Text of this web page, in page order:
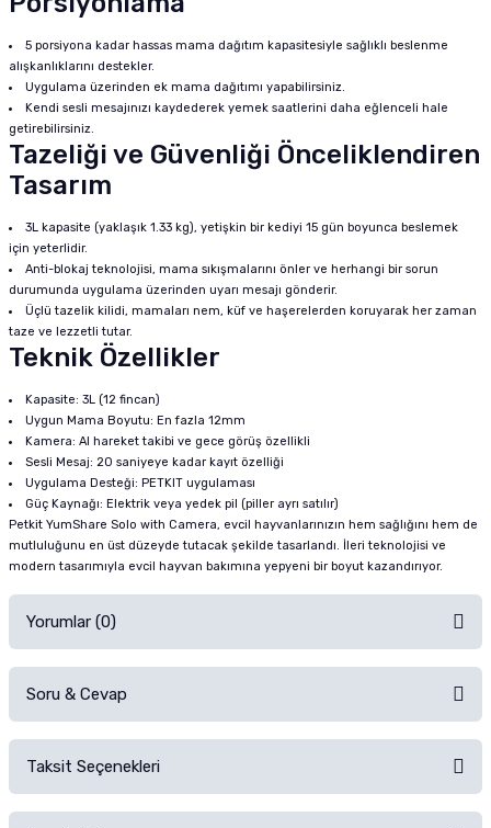
5 porsiyona kadar hassas mama dağıtım kapasitesiyle sağlıklı beslenme
alışkanlıklarını destekler.
Uygulama üzerinden ek mama dağıtımı yapabilirsiniz.
Kendi sesli mesajınızı kaydederek yemek saatlerini daha eğlenceli hale
getirebilirsiniz.
Tazeliği ve Güvenliği Önceliklendiren
Tasarım
3L kapasite (yaklaşık 1.33 kg), yetişkin bir kediyi 15 gün boyunca beslemek
için yeterlidir.
Anti-blokaj teknolojisi, mama sıkışmalarını önler ve herhangi bir sorun
durumunda uygulama üzerinden uyarı mesajı gönderir.
Üçlü tazelik kilidi, mamaları nem, küf ve haşerelerden koruyarak her zaman
taze ve lezzetli tutar.
Teknik Özellikler
Kapasite: 3L (12 fincan)
Uygun Mama Boyutu: En fazla 12mm
Kamera: AI hareket takibi ve gece görüş özellikli
Sesli Mesaj: 20 saniyeye kadar kayıt özelliği
Uygulama Desteği: PETKIT uygulaması
Güç Kaynağı: Elektrik veya yedek pil (piller ayrı satılır)
Petkit YumShare Solo with Camera, evcil hayvanlarınızın hem sağlığını hem de
mutluluğunu en üst düzeyde tutacak şekilde tasarlandı. İleri teknolojisi ve
modern tasarımıyla evcil hayvan bakımına yepyeni bir boyut kazandırıyor.
Yorumlar (0)
Ürünü Satın Al ve Yorumla
Soru & Cevap
Taksit Seçenekleri